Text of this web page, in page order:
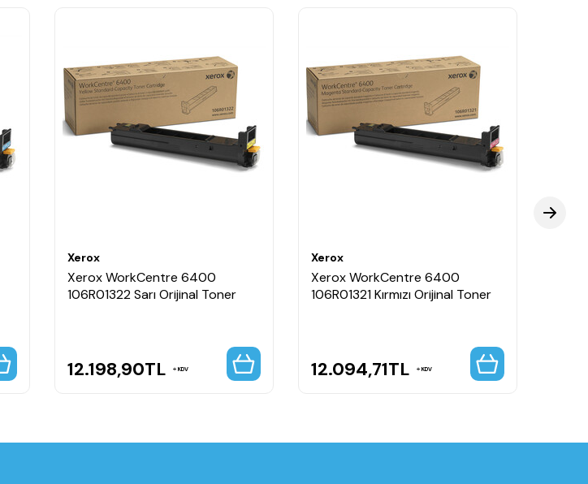
Xerox
Xerox WorkCentre 6400
106R01322 Sarı Orijinal Toner
12.198,90TL KDV
Xerox
Xerox WorkCentre 6400
106R01321 Kırmızı Orijinal Toner
12.094,71TL KDV